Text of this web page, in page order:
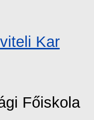
Kar
Főiskola